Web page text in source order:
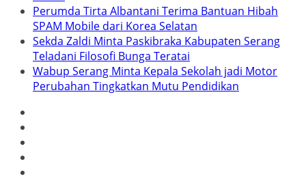
Perumda Tirta Albantani Terima Bantuan Hibah
SPAM Mobile dari Korea Selatan
Sekda Zaldi Minta Paskibraka Kabupaten Serang
Teladani Filosofi Bunga Teratai
Wabup Serang Minta Kepala Sekolah jadi Motor
Perubahan Tingkatkan Mutu Pendidikan